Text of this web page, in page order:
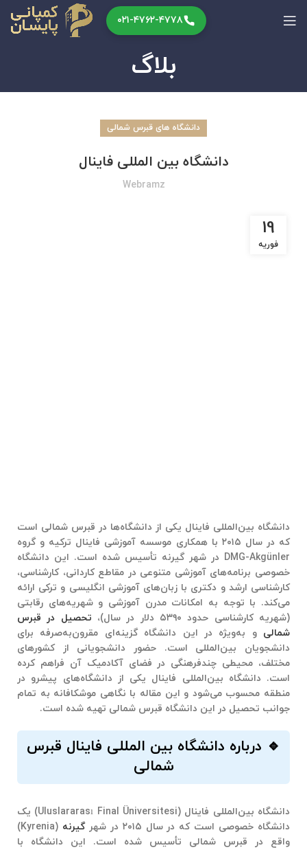
۰۲۱-۴۷۶۲-۴۷۷۸
بلاگ
دانشگاه های قبرس شمالی
دانشگاه بین المللی فاینال
Webramz
19
فوریه
دانشگاه بین‌المللی فاینال یکی از دانشگاه‌ها در قبرس شمالی است
که در سال ۲۰۱۵ با همکاری موسسه آموزشی فاینال ترکیه و گروه
DMG-Akgünler در شهر گیرنه تأسیس شده است. این دانشگاه
خصوصی برنامه‌های آموزشی متنوعی در مقاطع کاردانی، کارشناسی،
کارشناسی ارشد و دکتری با زبان‌های آموزشی انگلیسی و ترکی ارائه
می‌کند. با توجه به امکانات مدرن آموزشی و شهریه‌های رقابتی
(شهریه کارشناسی حدود ۵۳۹۰ دلار در سال)،
تحصیل در قبرس
شمالی و به‌ویژه در این دانشگاه گزینه‌ای مقرون‌به‌صرفه برای
دانشجویان بین‌المللی است. حضور دانشجویانی از کشورهای
مختلف، محیطی چندفرهنگی در فضای آکادمیک آن فراهم کرده
است. دانشگاه بین‌المللی فاینال یکی از دانشگاه‌های پیشرو در
منطقه محسوب می‌شود و این مقاله با نگاهی موشکافانه به تمام
جوانب تحصیل در این دانشگاه قبرس شمالی تهیه شده است.
🔹 درباره دانشگاه بین المللی فاینال قبرس
شمالی
دانشگاه بین‌المللی فاینال (Uluslararası Final Üniversitesi) یک
دانشگاه خصوصی است که در سال ۲۰۱۵ در شهر
گیرنه
(Kyrenia)
واقع در قبرس شمالی تأسیس شده است. این دانشگاه با